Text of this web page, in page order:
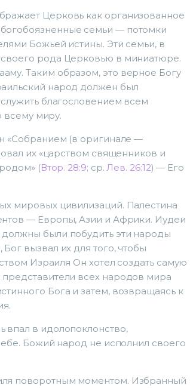
Церковь как организованное
семьи — потомки
Божьей истины. Эти семьи, в
рода Церковью в миниатюре.
Таким образом, это верное Богу
народ должен был
благословением всем
всему миру.
«Собранием (в оригинале —
их «царством священников и
(Втор. 28:9; ср.Лев. 26:12) — Его
мировых цивилизаций. Палестина
— Европы, Азии и Африки. Иудеи
были побудить эти народы
вызвал их для того, чтобы
Израиля Он хотел создать самую
всех народов мира
Бога и затем, возвращаясь к
впал в идолопоклонство,
Божий народ не исполнил своего
поворотным моментом. Избранный